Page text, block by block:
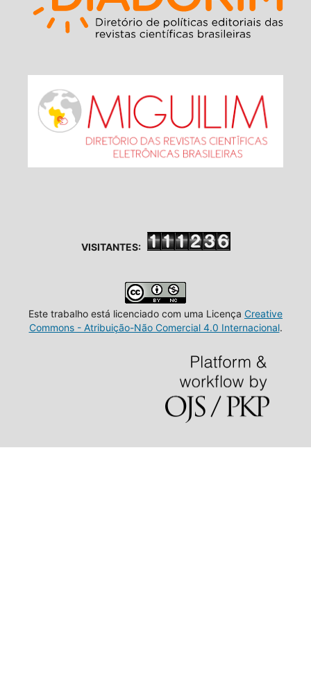
VISITANTES:
Este trabalho está licenciado com uma Licença Creative
Commons - Atribuição-Não Comercial 4.0 Internacional.